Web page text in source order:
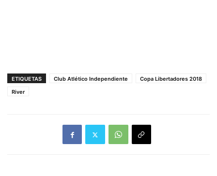
ETIQUETAS Club Atlético Independiente
Copa Libertadores 2018
River